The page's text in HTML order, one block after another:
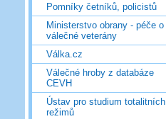
Pomníky četníků, policistů
Ministerstvo obrany - péče o
válečné veterány
Válka.cz
Válečné hroby z databáze
CEVH
Ústav pro studium totalitních
režimů